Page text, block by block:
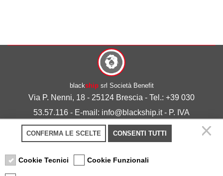
blackshipsrl Società Benefit
Via P. Nenni, 18 - 25124 Brescia - Tel.: +39 030
53.57.116 - E-mail: info@blackship.it - P. IVA
03492980986
Privacy policy-Cookie policy
CONFERMA LE SCELTE CONSENTI TUTTI
Cookie Tecnici Cookie Funzionali